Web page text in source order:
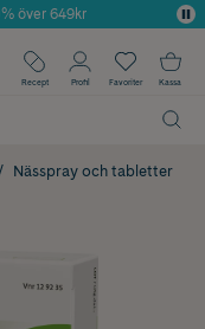
över 649kr
Recept Profil Favoriter Kassa
Nässpray och tabletter